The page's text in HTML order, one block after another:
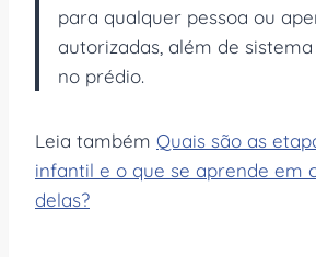
para qualquer pessoa ou
autorizadas, além de
no prédio.
Leia também Quais são as
infantil e o que se aprende em
delas?